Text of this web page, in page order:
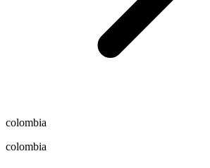
colombia
colombia